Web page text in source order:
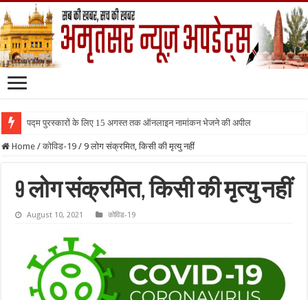
पद्म पुरस्कारों के लिए 15 अगस्त तक ऑनलाइन नामांकन भेजने की अपील
Home / कोविड-19 / 9 लोग संक्रमित, किसी की मृत्यु नहीं
9 लोग संक्रमित, किसी की मृत्यु नहीं
August 10, 2021 कोविड-19